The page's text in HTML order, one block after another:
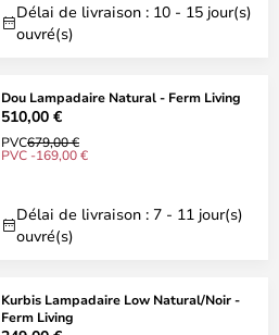
Délai de livraison : 10 - 15 jour(s)
ouvré(s)
Dou Lampadaire Natural - Ferm Living
510,00 €
PVC679,00 €
PVC -169,00 €
Délai de livraison : 7 - 11 jour(s)
ouvré(s)
Kurbis Lampadaire Low Natural/Noir -
Ferm Living